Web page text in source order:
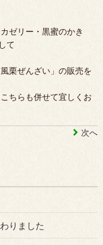
ゼリー・黒蜜のかき
て
栗ぜんざい」の販売を
ちらも併せて宜しくお
次へ
りました